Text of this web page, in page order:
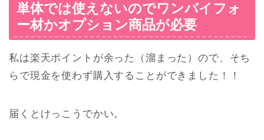
単体では使えないのでワンバイフォ
ー材かオプション商品が必要
私は楽天ポイントが余った（溜まった）ので、そち
らで現金を使わず購入することができました！！
届くとけっこうでかい。